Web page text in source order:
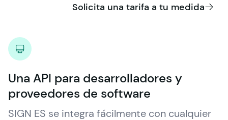
Solicita una tarifa a tu medida
Una API para desarrolladores y
proveedores de software
SIGN ES se integra fácilmente con cualquier